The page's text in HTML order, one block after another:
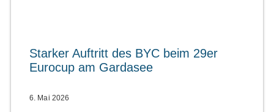
Starker Auftritt des BYC beim 29er
Eurocup am Gardasee
6. Mai 2026